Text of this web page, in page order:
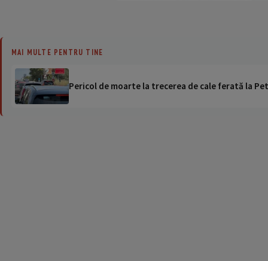
MAI MULTE PENTRU TINE
Pericol de moarte la trecerea de cale ferată la